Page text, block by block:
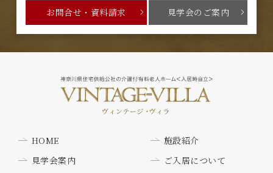
お問合せ・資料請求 見学会のご案内
HOME
施設紹介
見学会案内
ご入居について